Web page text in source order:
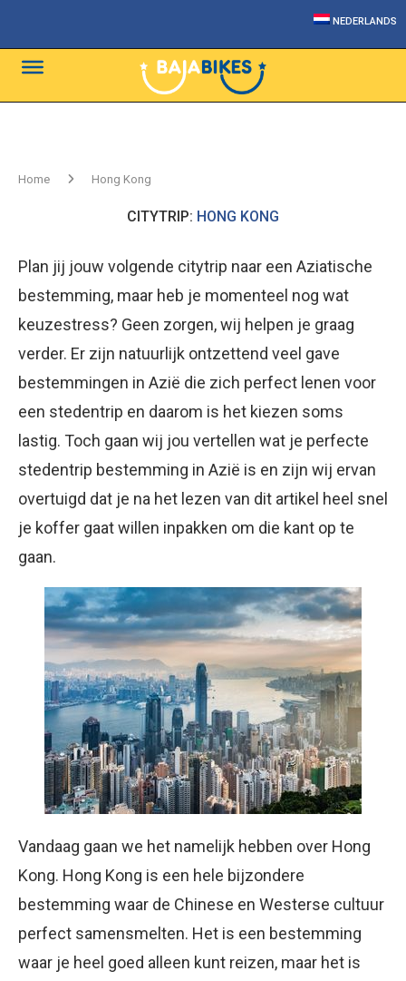
NEDERLANDS
Home Hong Kong
CITYTRIP: HONG KONG
Plan jij jouw volgende citytrip naar een Aziatische
bestemming, maar heb je momenteel nog wat
keuzestress? Geen zorgen, wij helpen je graag
verder. Er zijn natuurlijk ontzettend veel gave
bestemmingen in Azië die zich perfect lenen voor
een stedentrip en daarom is het kiezen soms
lastig. Toch gaan wij jou vertellen wat je perfecte
stedentrip bestemming in Azië is en zijn wij ervan
overtuigd dat je na het lezen van dit artikel heel snel
je koffer gaat willen inpakken om die kant op te
gaan.
Vandaag gaan we het namelijk hebben over Hong
Kong. Hong Kong is een hele bijzondere
bestemming waar de Chinese en Westerse cultuur
perfect samensmelten. Het is een bestemming
waar je heel goed alleen kunt reizen, maar het is